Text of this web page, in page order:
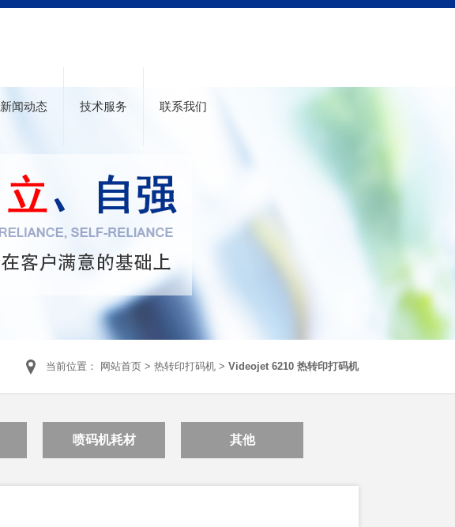
新闻动态 技术服务 联系我们
当前位置： 网站首页 > 热转印打码机 > Videojet 6210 热转印打码机
喷码机耗材 其他